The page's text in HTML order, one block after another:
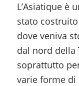
L’Asiatique è
stato
dove veniva
dal nord della
soprattutto
varie forme